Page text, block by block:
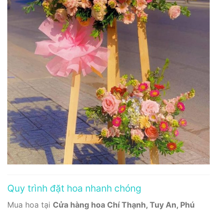
Quy trình đặt hoa nhanh chóng
Mua hoa tại Cửa hàng hoa Chí Thạnh, Tuy An, Phú